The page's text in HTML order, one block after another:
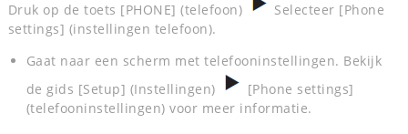
Druk op de toets [PHONE] (telefoon)
Selecteer [Phone
settings] (instellingen telefoon).
Gaat naar een scherm met telefooninstellingen. Bekijk
de gids [Setup] (Instellingen)
[Phone settings]
(telefooninstellingen) voor meer informatie.